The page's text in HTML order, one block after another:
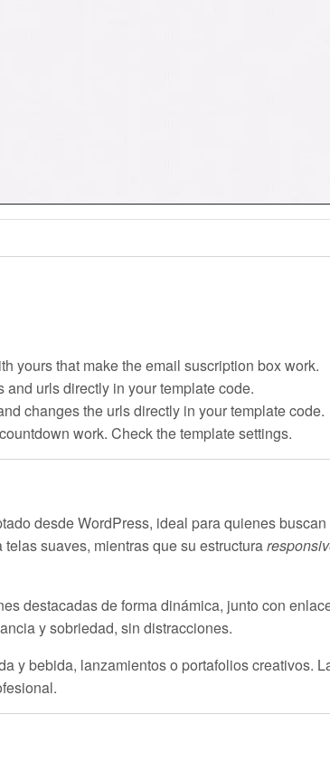
yours that make the email suscription box work.
urls directly in your template code.
changes the urls directly in your template code.
work. Check the template settings.
desde WordPress, ideal para quienes
suaves, mientras que su estructura
destacadas de forma dinámica, junto con
y sobriedad, sin distracciones.
y bebida, lanzamientos o portafolios creativos.